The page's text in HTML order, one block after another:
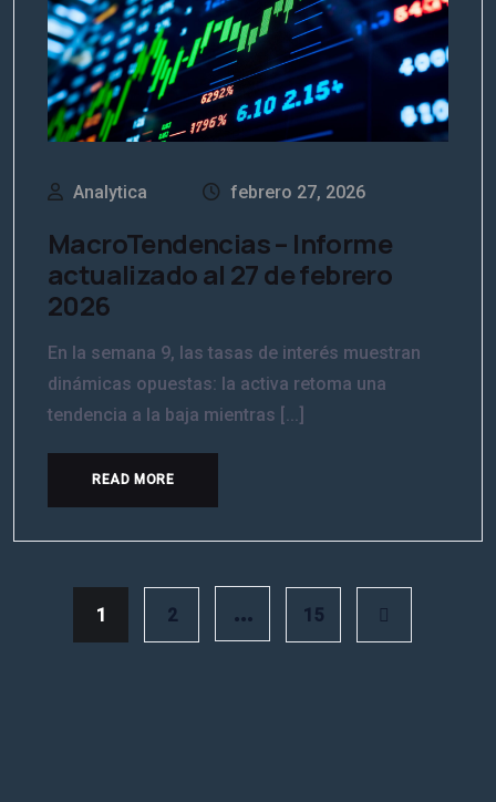
Analytica febrero 27, 2026
MacroTendencias – Informe
actualizado al 27 de febrero
2026
En la semana 9, las tasas de interés muestran
dinámicas opuestas: la activa retoma una
tendencia a la baja mientras [...]
READ MORE
1 2 … 15